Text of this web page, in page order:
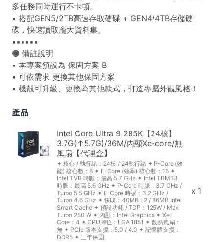
多任務同時運行不卡頓。
• 搭配GEN5/2TB高速存取硬碟 + GEN4/4TB存儲硬
碟，快速讀取龐大資料集。
▪▪▪▪▪▪
🟠 備註說明
• 本專案預設為 保固方案 B
• 可依需求 更換其他保固方案
• 機殼可升級、更換為其他款式，打造專屬外觀風格！
產品
Intel Core Ultra 9 285K【24核】
3.7G(↑5.7G)/36M/內顯Xe-core/無
風扇【代理盒】
✦ 核心 / 執行緒：24核 / 24執行緒 ✦ P-Core (效
能) 核心數：8 ✦ E-Core (效率) 核心數：16 ✦
Intel TVB 時脈：最高 5.7 GHz ✦ Intel TBMT3
時脈：最高 5.6 GHz ✦ P-Core 時脈：3.7 GHz /
Turbo 5.5 GHz ✦ E-Core 時脈：3.2 GHz /
Turbo 4.6 GHz ✦ 快取：40MB L2 / 36MB Intel
Smart Cache ✦ 預設功耗 / TDP：125W / Max
Turbo 250 W ✦ 內顯：Intel Graphics ✦ Xe
Core：4 ✦ CPU腳位：LGA 1851 ✦ 散熱風扇：
無 ✦ PCIe 版本支援：5.0 / 4.0 ✦ 記憶體支援：
DDR5 ✦ 三年保固
x 1